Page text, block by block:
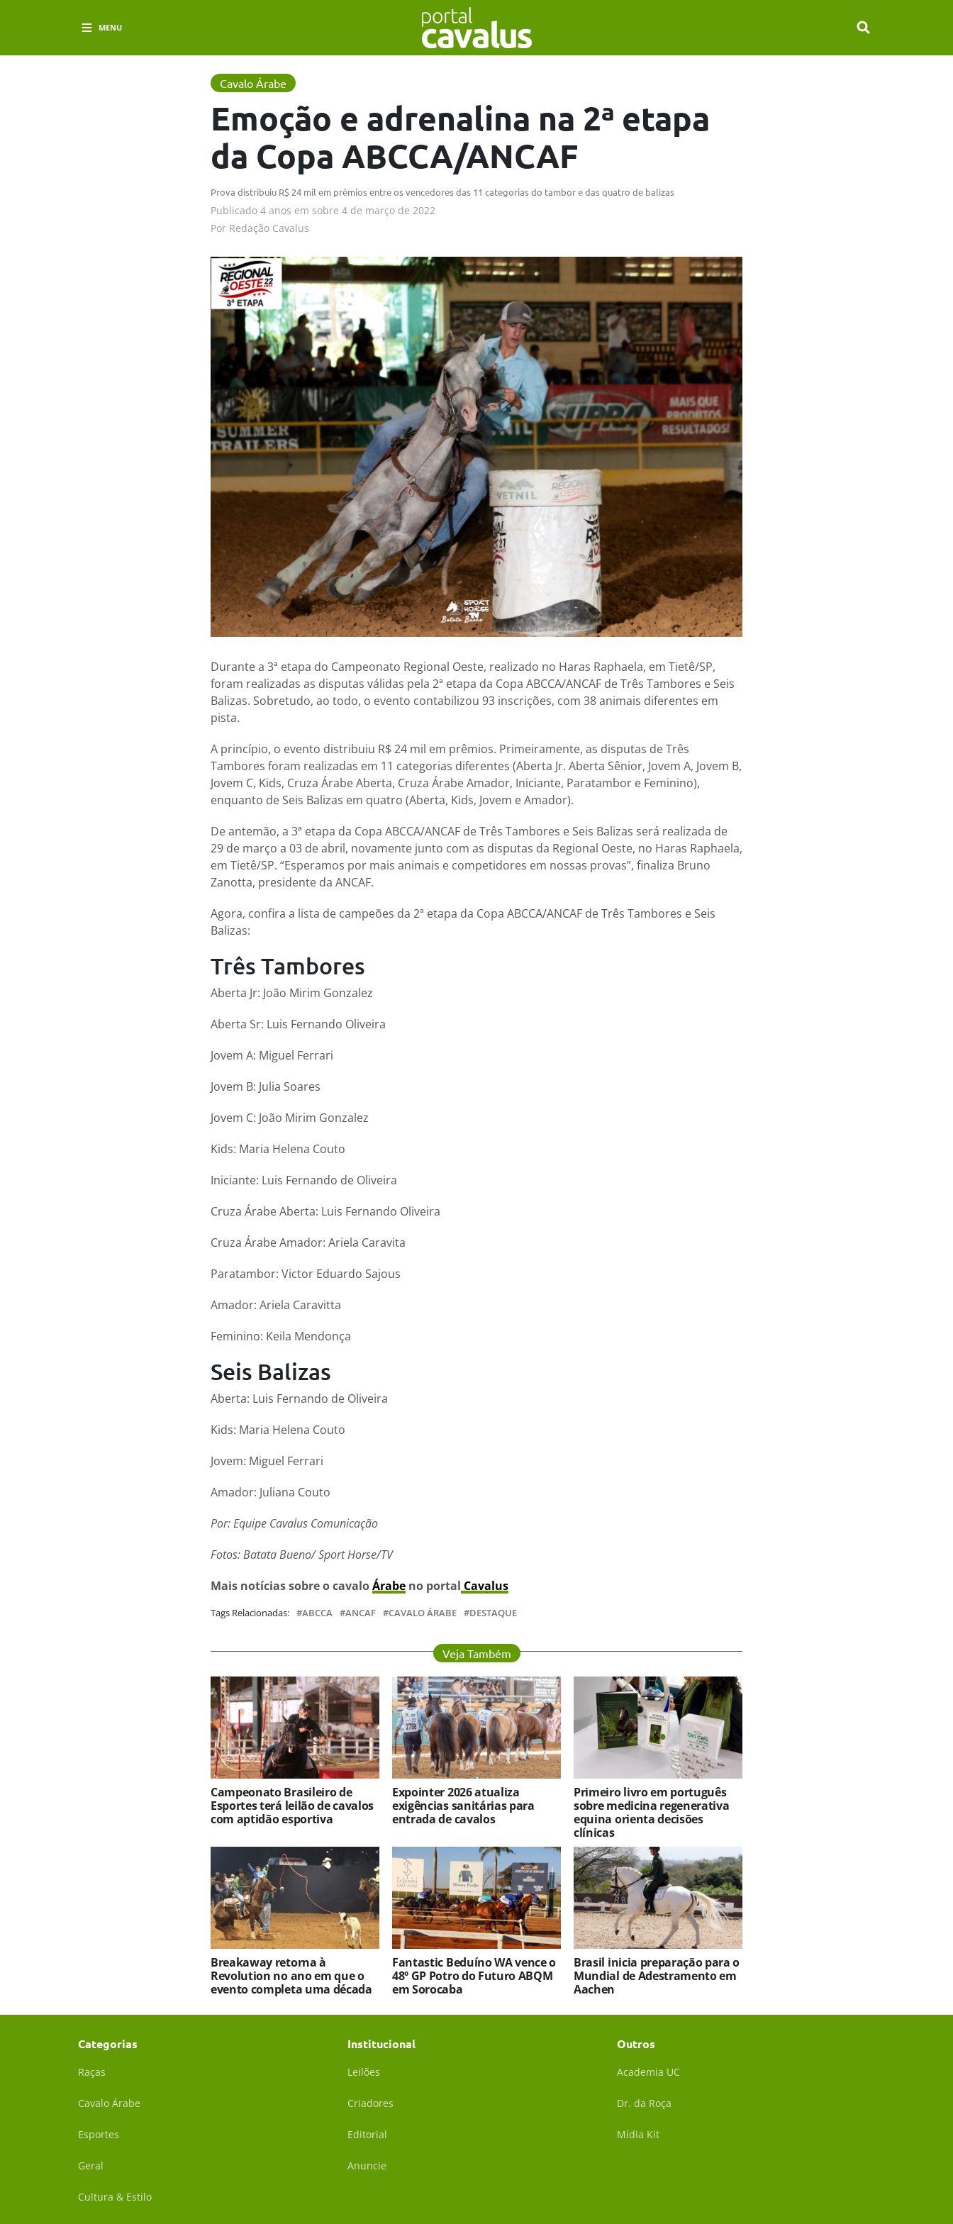
MENU
Cavalo Árabe
Emoção e adrenalina na 2ª etapa
da Copa ABCCA/ANCAF
Prova distribuiu R$ 24 mil em prêmios entre os vencedores das 11 categorias do tambor e das quatro de balizas
Publicado 4 anos em sobre 4 de março de 2022
Por Redação Cavalus
Durante a 3ª etapa do Campeonato Regional Oeste, realizado no Haras Raphaela, em Tietê/SP,
foram realizadas as disputas válidas pela 2ª etapa da Copa ABCCA/ANCAF de Três Tambores e Seis
Balizas. Sobretudo, ao todo, o evento contabilizou 93 inscrições, com 38 animais diferentes em
pista.
A princípio, o evento distribuiu R$ 24 mil em prêmios. Primeiramente, as disputas de Três
Tambores foram realizadas em 11 categorias diferentes (Aberta Jr. Aberta Sênior, Jovem A, Jovem B,
Jovem C, Kids, Cruza Árabe Aberta, Cruza Árabe Amador, Iniciante, Paratambor e Feminino),
enquanto de Seis Balizas em quatro (Aberta, Kids, Jovem e Amador).
De antemão, a 3ª etapa da Copa ABCCA/ANCAF de Três Tambores e Seis Balizas será realizada de
29 de março a 03 de abril, novamente junto com as disputas da Regional Oeste, no Haras Raphaela,
em Tietê/SP. “Esperamos por mais animais e competidores em nossas provas”, finaliza Bruno
Zanotta, presidente da ANCAF.
Agora, confira a lista de campeões da 2ª etapa da Copa ABCCA/ANCAF de Três Tambores e Seis
Balizas:
Três Tambores
Aberta Jr: João Mirim Gonzalez
Aberta Sr: Luis Fernando Oliveira
Jovem A: Miguel Ferrari
Jovem B: Julia Soares
Jovem C: João Mirim Gonzalez
Kids: Maria Helena Couto
Iniciante: Luis Fernando de Oliveira
Cruza Árabe Aberta: Luis Fernando Oliveira
Cruza Árabe Amador: Ariela Caravita
Paratambor: Victor Eduardo Sajous
Amador: Ariela Caravitta
Feminino: Keila Mendonça
Seis Balizas
Aberta: Luis Fernando de Oliveira
Kids: Maria Helena Couto
Jovem: Miguel Ferrari
Amador: Juliana Couto
Por: Equipe Cavalus Comunicação
Fotos: Batata Bueno/ Sport Horse/TV
Mais notícias sobre o cavaloÁrabe no portal Cavalus
Tags Relacionadas: ABCCA ANCAF CAVALO ÁRABE DESTAQUE
Veja Também
Campeonato Brasileiro de
Esportes terá leilão de cavalos
com aptidão esportiva
Expointer 2026 atualiza
exigências sanitárias para
entrada de cavalos
Primeiro livro em português
sobre medicina regenerativa
equina orienta decisões
clínicas
Breakaway retorna à
Revolution no ano em que o
evento completa uma década
Fantastic Beduíno WA vence o
48º GP Potro do Futuro ABQM
em Sorocaba
Brasil inicia preparação para o
Mundial de Adestramento em
Aachen
Categorias
Raças
Cavalo Árabe
Esportes
Geral
Cultura & Estilo
Institucional
Leilões
Criadores
Editorial
Anuncie
Outros
Academia UC
Dr. da Roça
Mídia Kit